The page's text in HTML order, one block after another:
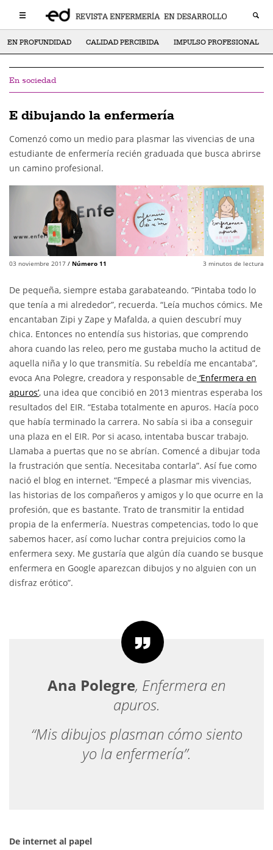
EN PROFUNDIDAD CALIDAD PERCIBIDA IMPULSO PROFESIONAL
En sociedad
E dibujando la enfermería
Comenzó como un medio para plasmar las vivencias de una
estudiante de enfermería recién graduada que busca abrirse
un camino profesional.
03 noviembre 2017 / Número 11 3 minutos de lectura
De pequeña, siempre estaba garabateando. “Pintaba todo lo
que tenía a mi alrededor”, recuerda. “Leía muchos cómics. Me
encantaban Zipi y Zape y Mafalda, a quien descubrí muy
chica. Entonces no entendía sus historias, que comprendo
ahora cuando las releo, pero me gustaba mucho la actitud de
aquella niña y lo que transmitía. Su rebeldía me encantaba”,
evoca Ana Polegre, creadora y responsable de ‘Enfermera en
apuros’, una idea que concibió en 2013 mientras esperaba los
resultados del EIR. “Estaba totalmente en apuros. Hacía poco
que había terminado la carrera. No sabía si iba a conseguir
una plaza en el EIR. Por si acaso, intentaba buscar trabajo.
Llamaba a puertas que no se abrían. Comencé a dibujar toda
la frustración que sentía. Necesitaba contarla”. Así fue como
nació el blog en internet. “Empecé a plasmar mis vivencias,
las historias de los compañeros y amigos y lo que ocurre en la
profesión, que es bastante. Trato de transmitir la entidad
propia de la enfermería. Nuestras competencias, todo lo que
sabemos hacer, así como luchar contra prejuicios como la
enfermera sexy. Me gustaría que algún día cuando se busque
enfermera en Google aparezcan dibujos y no alguien con un
disfraz erótico”.
Ana Polegre, Enfermera en
apuros.
“Mis dibujos plasman cómo siento
yo la enfermería”.
De internet al papel